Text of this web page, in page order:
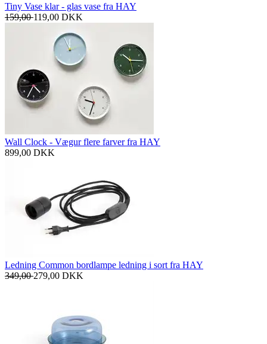
Tiny Vase klar - glas vase fra HAY
159,00119,00 DKK
Wall Clock - Vægur flere farver fra HAY
899,00 DKK
Ledning Common bordlampe ledning i sort fra HAY
349,00279,00 DKK